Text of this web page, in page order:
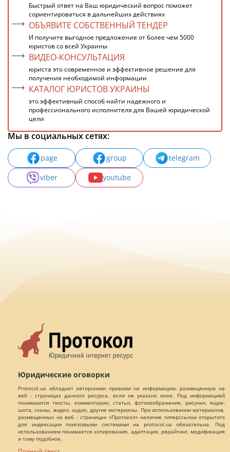
Быстрый ответ на Ваш юридический вопрос поможет
сориентироваться в дальнейших действиях
ОБЪЯВИТЕ СОБСТВЕННЫЙ ТЕНДЕР
И получите выгодное предложение от более чем 5000
юристов со всей Украины
ВИДЕО-КОНСУЛЬТАЦИЯ
юриста это современное и эффективное решение для
получения необходимой информации
КАТАЛОГ ЮРИСТОВ УКРАИНЫ
это эффективный способ найти надежного и
профессионального исполнителя для Вашей юридической
цели
Мы в социальных сетях:
page group
telegram
viber
youtube
Юридические оговорки
Protocol.ua обладает авторскими правами на информацию, размещенную на
веб - страницах данного ресурса, если не указано иное. Под информацией
понимаются тексты, комментарии, статьи, фотоизображения, рисунки, ящик-
шота, сканы, видео, аудио, другие материалы. При использовании материалов,
размещенных на веб - страницах «Протокол» наличие гиперссылки открытого
для индексации поисковыми системами на protocol.ua обязательна. Под
использованием понимается копирования, адаптация, рерайтинг, модификация
и тому подобное.